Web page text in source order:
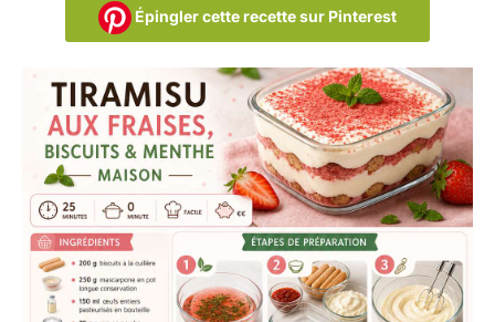
Épingler cette recette sur Pinterest